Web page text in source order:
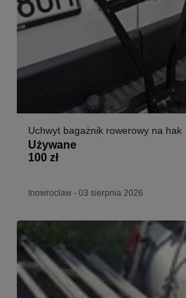
Uchwyt bagażnik rowerowy na hak
Używane
100 zł
Inowrocław - 03 sierpnia 2026